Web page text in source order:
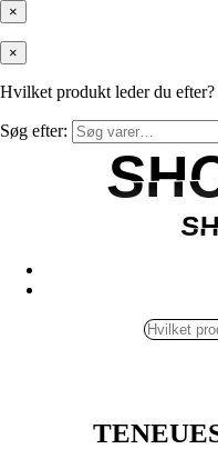
×
×
Hvilket produkt leder du efter?
Søg efter: